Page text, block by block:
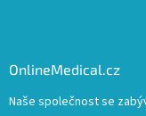
OnlineMedical.cz
Naše společnost se